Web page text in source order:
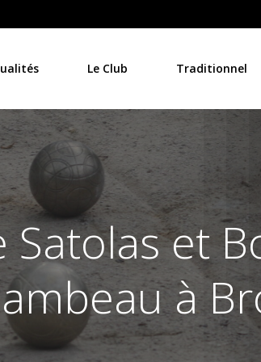
Le Club Traditionnel
Satolas et
à